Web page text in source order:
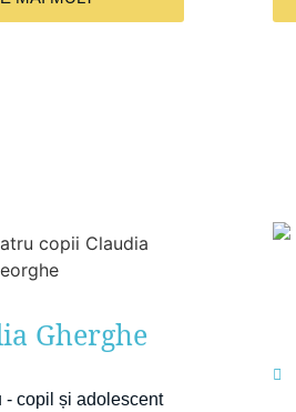
Gherghe
- copil și adolescent